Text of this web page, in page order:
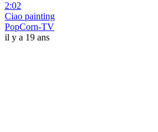
2:02
Ciao painting
PopCorn-TV
il y a 19 ans